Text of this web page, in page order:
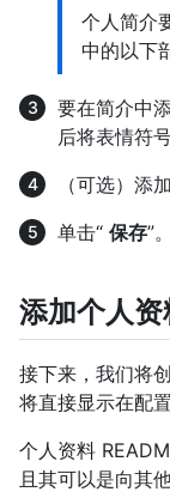
个人简介
中的以下
要在简介中
后将表情符
（可选）添
单击“ 保存”。
添加个人
接下来，我们将
将直接显示在配
个人资料
且其可以是向其